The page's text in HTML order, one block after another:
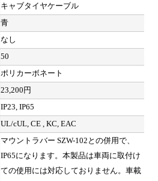
キャブタイヤケーブル
青
なし
50
ポリカーボネート
23,200円
IP23, IP65
UL/cUL, CE , KC, EAC
マウントラバー SZW-102との併用で、
IP65になります。本製品は車両に取付け
ての使用には対応しておりません。車載